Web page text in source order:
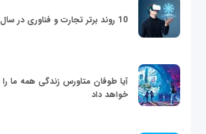
10 روند برتر تجارت و فناوری در سال 2022
آیا طوفان متاورس زندگی همه ما
خواهد داد